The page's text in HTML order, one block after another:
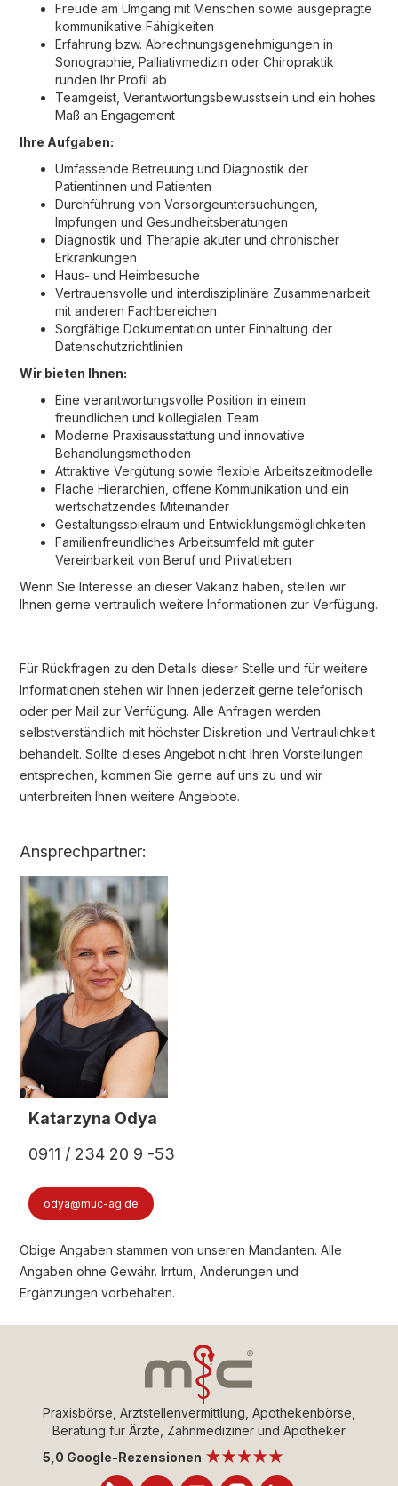
Freude am Umgang mit Menschen sowie ausgeprägte
kommunikative Fähigkeiten
Erfahrung bzw. Abrechnungsgenehmigungen in
Sonographie, Palliativmedizin oder Chiropraktik
runden Ihr Profil ab
Teamgeist, Verantwortungsbewusstsein und ein hohes
Maß an Engagement
Ihre Aufgaben:
Umfassende Betreuung und Diagnostik der
Patientinnen und Patienten
Durchführung von Vorsorgeuntersuchungen,
Impfungen und Gesundheitsberatungen
Diagnostik und Therapie akuter und chronischer
Erkrankungen
Haus- und Heimbesuche
Vertrauensvolle und interdisziplinäre Zusammenarbeit
mit anderen Fachbereichen
Sorgfältige Dokumentation unter Einhaltung der
Datenschutzrichtlinien
Wir bieten Ihnen:
Eine verantwortungsvolle Position in einem
freundlichen und kollegialen Team
Moderne Praxisausstattung und innovative
Behandlungsmethoden
Attraktive Vergütung sowie flexible Arbeitszeitmodelle
Flache Hierarchien, offene Kommunikation und ein
wertschätzendes Miteinander
Gestaltungsspielraum und Entwicklungsmöglichkeiten
Familienfreundliches Arbeitsumfeld mit guter
Vereinbarkeit von Beruf und Privatleben
Wenn Sie Interesse an dieser Vakanz haben, stellen wir
Ihnen gerne vertraulich weitere Informationen zur Verfügung.
Für Rückfragen zu den Details dieser Stelle und für weitere
Informationen stehen wir Ihnen jederzeit gerne telefonisch
oder per Mail zur Verfügung. Alle Anfragen werden
selbstverständlich mit höchster Diskretion und Vertraulichkeit
behandelt. Sollte dieses Angebot nicht Ihren Vorstellungen
entsprechen, kommen Sie gerne auf uns zu und wir
unterbreiten Ihnen weitere Angebote.
Ansprechpartner:
Katarzyna Odya
0911 / 234 20 9 -53
odya@muc-ag.de
Obige Angaben stammen von unseren Mandanten. Alle
Angaben ohne Gewähr. Irrtum, Änderungen und
Ergänzungen vorbehalten.
Praxisbörse, Arztstellenvermittlung, Apothekenbörse,
Beratung für Ärzte, Zahnmediziner und Apotheker
5,0 Google-Rezensionen